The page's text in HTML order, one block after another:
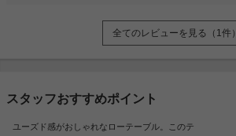
全てのレビューを見る（1件）
スタッフおすすめポイント
ユーズド感がおしゃれなローテーブル。このテ